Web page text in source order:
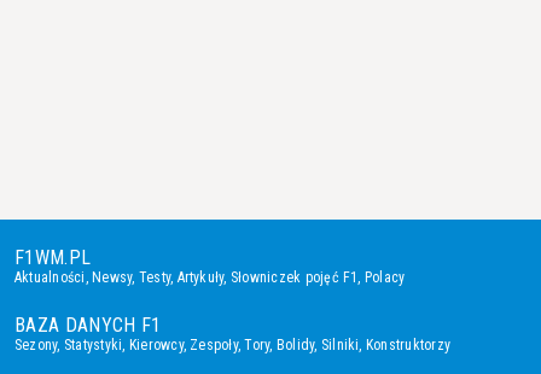
F1WM.PL
Aktualności, Newsy, Testy, Artykuły, Słowniczek pojęć F1, Polacy
BAZA DANYCH F1
Sezony, Statystyki, Kierowcy, Zespoły,Tory, Bolidy, Silniki, Konstruktorzy